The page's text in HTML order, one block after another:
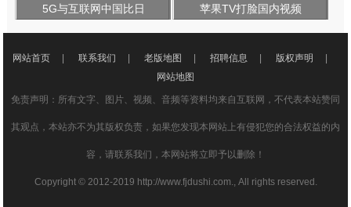
5G与互联网中国比日 苹果TV打脸国内视频
网站首页 联系我们 老版地图 招聘信息 版权声明
网站地图
免责声明：所有文字、图片、视频、音频等资料均来自互联网，不代表本站赞同
其观点，本站亦不为其版权负责，如果您发现本网站上有侵犯您的合法权益的内
容，请联系我们，本网站将立即予以删除！
Copyright © 2012-2019 http://www.fjdushi.com., All rights reserved.